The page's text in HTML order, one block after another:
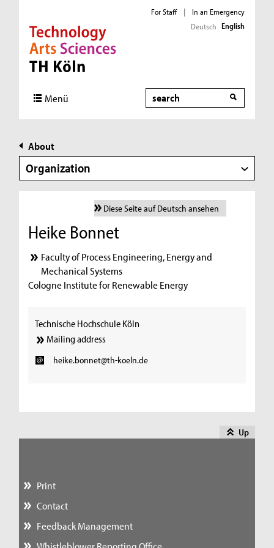
Direkt zur Hauptnavigation
Direkt zur Subnavigation
Direkt zum Inhalt
Direkt zum Fußbereich
For Staff |
In an Emergency
Deutsch English
Menü Search
About
Organization
Diese Seite auf Deutsch ansehen
Heike Bonnet
Faculty of Process Engineering, Energy and
Mechanical Systems
Cologne Institute for Renewable Energy
Technische Hochschule Köln
Mailing address
heike.bonnet@th-koeln.de
Up
Print
Contact
Feedback Management